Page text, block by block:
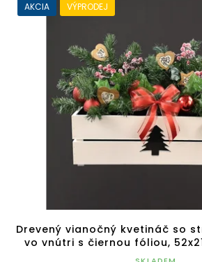
AKCIA VÝPRODEJ
Drevený vianočný kvetináč so
vo vnútri s čiernou fóliou,
výrobok